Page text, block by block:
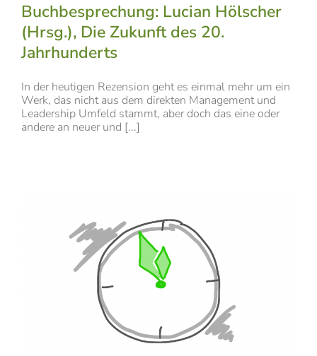
Buchbesprechung: Lucian Hölscher
(Hrsg.), Die Zukunft des 20.
Jahrhunderts
In der heutigen Rezension geht es einmal mehr um ein
Werk, das nicht aus dem direkten Management und
Leadership Umfeld stammt, aber doch das eine oder
andere an neuer und [...]